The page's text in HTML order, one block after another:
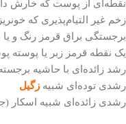
نقطه‌ای از پوست که خارش
زخم غیر التیام‌پذیری که
برجستگی براق قرمز رنگ و
یک نقطه قرمز زبر یا پوسته
رشد زائده‌ای با حاشیه
رشدی توده‌ای شبیه زگیل
رشدی زائده‌ای شبیه